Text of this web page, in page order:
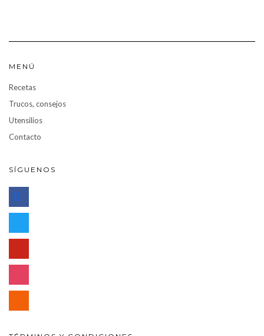
MENÚ
Recetas
Trucos, consejos
Utensilios
Contacto
SÍGUENOS
facebook
twitter
pinterest
instagram
rss